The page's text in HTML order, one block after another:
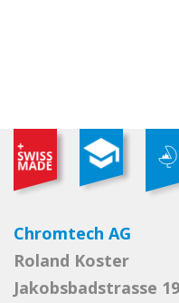
Chromtech AG
Roland Koster
Jakobsbadstrasse 19